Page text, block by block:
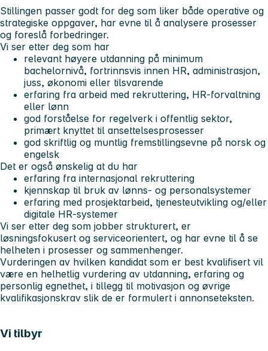
Stillingen passer godt for deg som liker både operative og
strategiske oppgaver, har evne til å analysere prosesser
og foreslå forbedringer.
Vi ser etter deg som har
relevant høyere utdanning på minimum
bachelornivå, fortrinnsvis innen HR, administrasjon,
juss, økonomi eller tilsvarende
erfaring fra arbeid med rekruttering, HR-forvaltning
eller lønn
god forståelse for regelverk i offentlig sektor,
primært knyttet til ansettelsesprosesser
god skriftlig og muntlig fremstillingsevne på norsk og
engelsk
Det er også ønskelig at du har
erfaring fra internasjonal rekruttering
kjennskap til bruk av lønns- og personalsystemer
erfaring med prosjektarbeid, tjenesteutvikling og/eller
digitale HR-systemer
Vi ser etter deg som jobber strukturert, er
løsningsfokusert og serviceorientert, og har evne til å se
helheten i prosesser og sammenhenger.
Vurderingen av hvilken kandidat som er best kvalifisert vil
være en helhetlig vurdering av utdanning, erfaring og
personlig egnethet, i tillegg til motivasjon og øvrige
kvalifikasjonskrav slik de er formulert i annonseteksten.
Vi tilbyr